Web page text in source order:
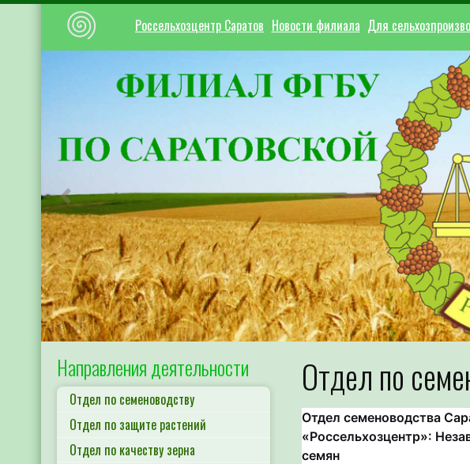
Россельхозцентр Саратов Новости филиала Для
Предыдущий
Направления деятельности
Отдел по семеноводству
Отдел по защите растений
Отдел по качеству зерна
Отдел по
Отдел семеноводства
«Россельхозцентр»:
семян